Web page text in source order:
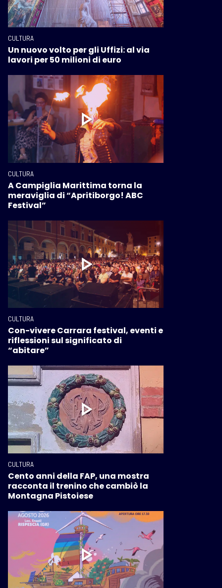
CULTURA
Un nuovo volto per gli Uffizi: al via
lavori per 50 milioni di euro
CULTURA
A Campiglia Marittima torna la
meraviglia di “Apritiborgo! ABC
Festival”
CULTURA
Con-vivere Carrara festival, eventi e
riflessioni sul significato di
“abitare”
CULTURA
Cento anni della FAP, una mostra
racconta il trenino che cambiò la
Montagna Pistoiese